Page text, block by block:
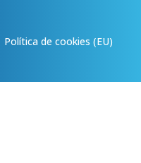
Política de cookies (EU)